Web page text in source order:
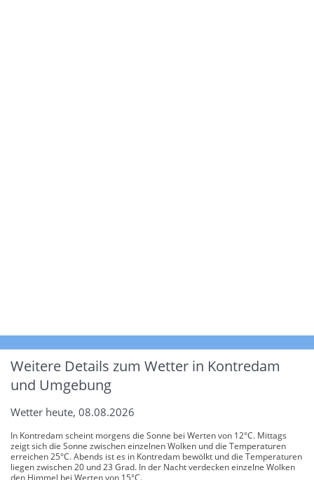
Weitere Details zum Wetter in Kontredam
und Umgebung
Wetter heute, 08.08.2026
In Kontredam scheint morgens die Sonne bei Werten von 12°C. Mittags
zeigt sich die Sonne zwischen einzelnen Wolken und die Temperaturen
erreichen 25°C. Abends ist es in Kontredam bewölkt und die Temperaturen
liegen zwischen 20 und 23 Grad. In der Nacht verdecken einzelne Wolken